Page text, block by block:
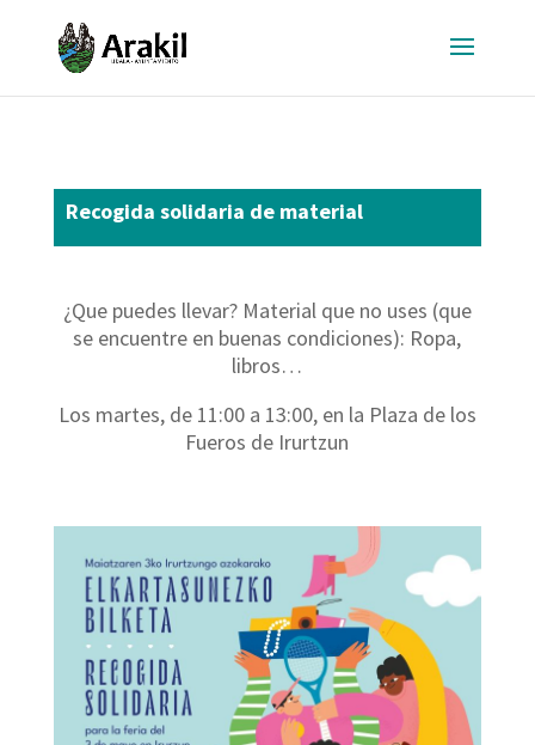
Recogida solidaria de material
¿Que puedes llevar? Material que no uses (que
se encuentre en buenas condiciones): Ropa,
libros…
Los martes, de 11:00 a 13:00, en la Plaza de los
Fueros de Irurtzun